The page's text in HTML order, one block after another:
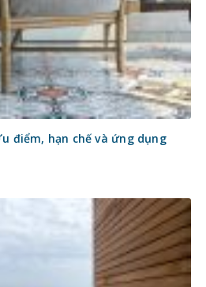
điểm, hạn chế và ứng dụng